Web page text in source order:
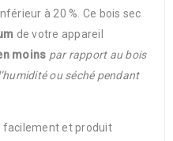
à 20 %. Ce bois sec
de votre appareil
moins par rapport au bois
ou séché pendant
facilement et produit